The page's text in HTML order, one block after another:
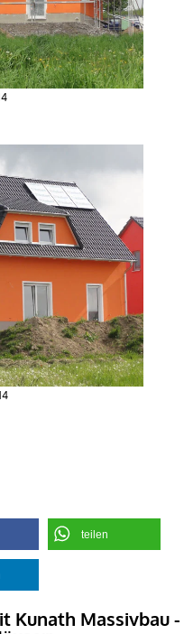
teilen
Kunath Massivbau -